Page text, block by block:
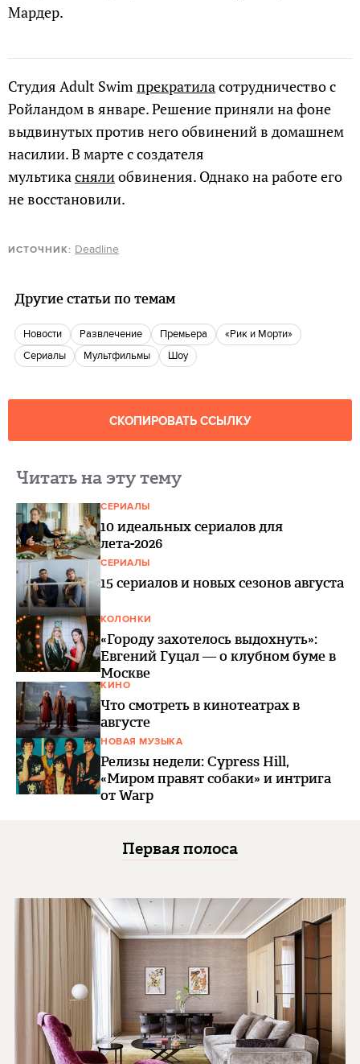
Мардер.
Студия Adult Swimпрекратиласотрудничество с
Ройландом в январе. Решение приняли на фоне
выдвинутых против него обвинений в домашнем
насилии. В марте с создателя
мультикаснялиобвинения. Однако на работе его
не восстановили.
ИСТОЧНИК: Deadline
Другие статьи по темам
новости развлечение Премьера
«Рик и Морти»
сериалы
мультфильмы шоу
СКОПИРОВАТЬ ССЫЛКУ
Читать на эту тему
СЕРИАЛЫ
10 идеальных сериалов для
лета-2026
СЕРИАЛЫ
15 сериалов и новых сезонов августа
КОЛОНКИ
«Городу захотелось выдохнуть»:
Евгений Гуцал — о клубном буме в
Москве
КИНО
Что смотреть в кинотеатрах в
августе
НОВАЯ МУЗЫКА
Релизы недели: Cypress Hill,
«Миром правят собаки» и интрига
от Warp
Первая полоса